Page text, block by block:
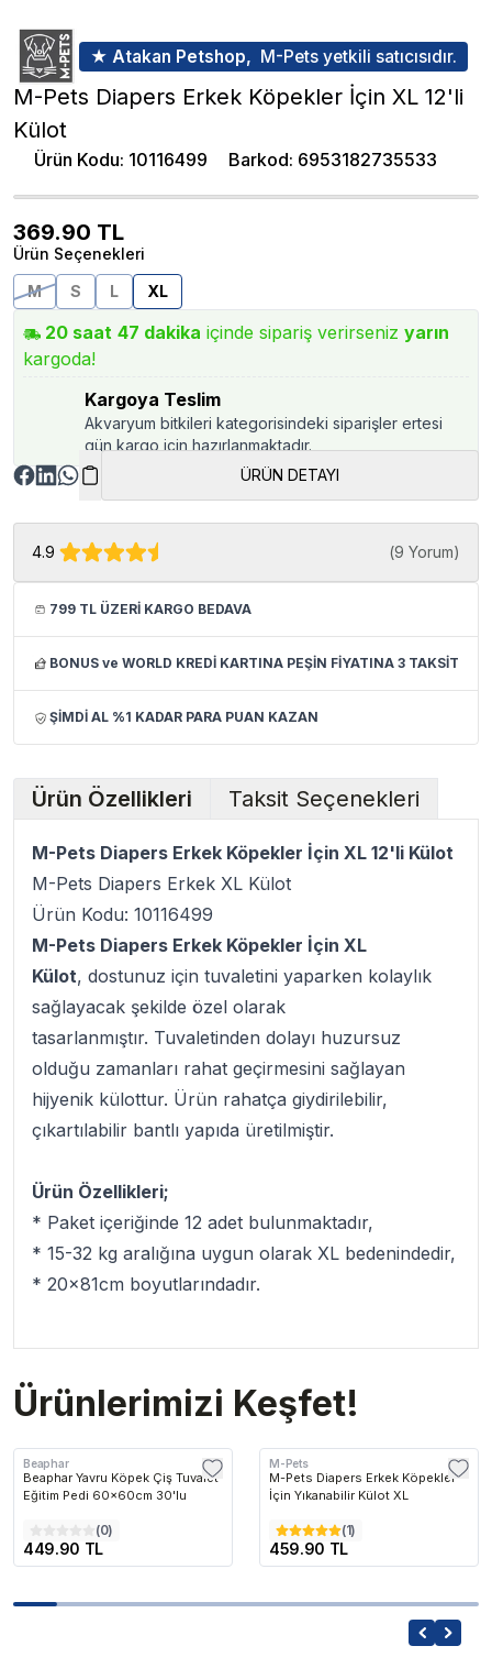
★ Atakan Petshop, M-Pets yetkili satıcısıdır.
M-Pets Diapers Erkek Köpekler İçin XL 12'li
Külot
Ürün Kodu: 10116499 Barkod: 6953182735533
369.90 TL
Ürün Seçenekleri
M
S L XL
20 saat 47 dakika içinde sipariş verirseniz yarın
kargoda!
Kargoya Teslim
Akvaryum bitkileri kategorisindeki siparişler ertesi
gün kargo için hazırlanmaktadır.
ÜRÜN DETAYI
4.9 (9 Yorum)
799 TL ÜZERİ KARGO BEDAVA
BONUS ve WORLD KREDİ KARTINA PEŞİN FİYATINA 3 TAKSİT
ŞİMDİ AL %1 KADAR PARA PUAN KAZAN
Ürün Özellikleri Taksit Seçenekleri
M-Pets Diapers Erkek Köpekler İçin XL 12'li Külot
M-Pets Diapers Erkek XL Külot
Ürün Kodu: 10116499
M-Pets Diapers Erkek Köpekler İçin XL
Külot, dostunuz için tuvaletini yaparken kolaylık
sağlayacak şekilde özel olarak
tasarlanmıştır. Tuvaletinden dolayı huzursuz
olduğu zamanları rahat geçirmesini sağlayan
hijyenik külottur. Ürün rahatça giydirilebilir,
çıkartılabilir bantlı yapıda üretilmiştir.
Ürün Özellikleri;
* Paket içeriğinde 12 adet bulunmaktadır,
* 15-32 kg aralığına uygun olarak XL bedenindedir,
* 20x81cm boyutlarındadır.
Ürünlerimizi Keşfet!
Beaphar
Beaphar Yavru Köpek Çiş Tuvalet
Eğitim Pedi 60x60cm 30'lu
(0)
449.90 TL
M-Pets
M-Pets Diapers Erkek Köpekler
İçin Yıkanabilir Külot XL
(1)
459.90 TL